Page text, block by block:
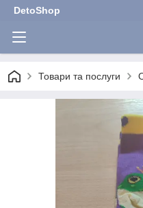
DetoShop
Товари та послуги